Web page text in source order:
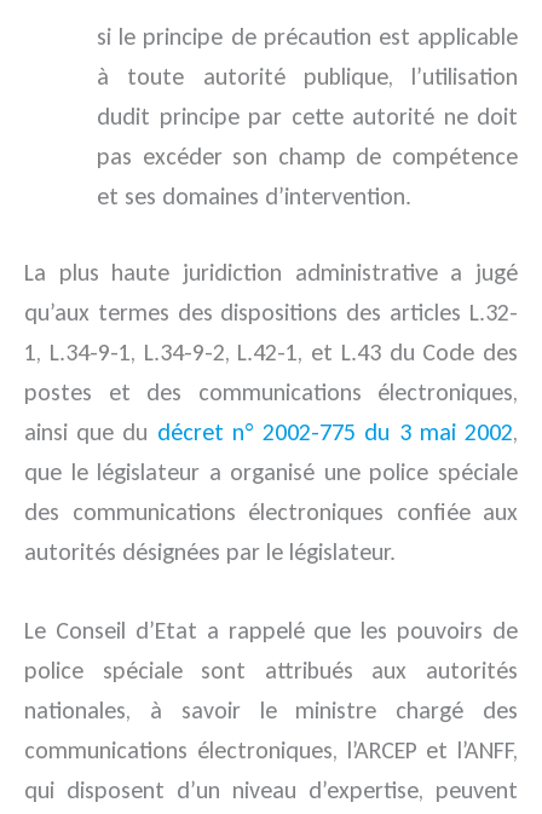
si le principe de précaution est applicable
à toute autorité publique, l’utilisation
dudit principe par cette autorité ne doit
pas excéder son champ de compétence
et ses domaines d’intervention.
La plus haute juridiction administrative a jugé
qu’aux termes des dispositions des articles L.32-
1, L.34-9-1, L.34-9-2, L.42-1, et L.43 du Code des
postes et des communications électroniques,
ainsi que du décret n° 2002-775 du 3 mai 2002,
que le législateur a organisé une police spéciale
des communications électroniques confiée aux
autorités désignées par le législateur.
Le Conseil d’Etat a rappelé que les pouvoirs de
police spéciale sont attribués aux autorités
nationales, à savoir le ministre chargé des
communications électroniques, l’ARCEP et l’ANFF,
qui disposent d’un niveau d’expertise, peuvent